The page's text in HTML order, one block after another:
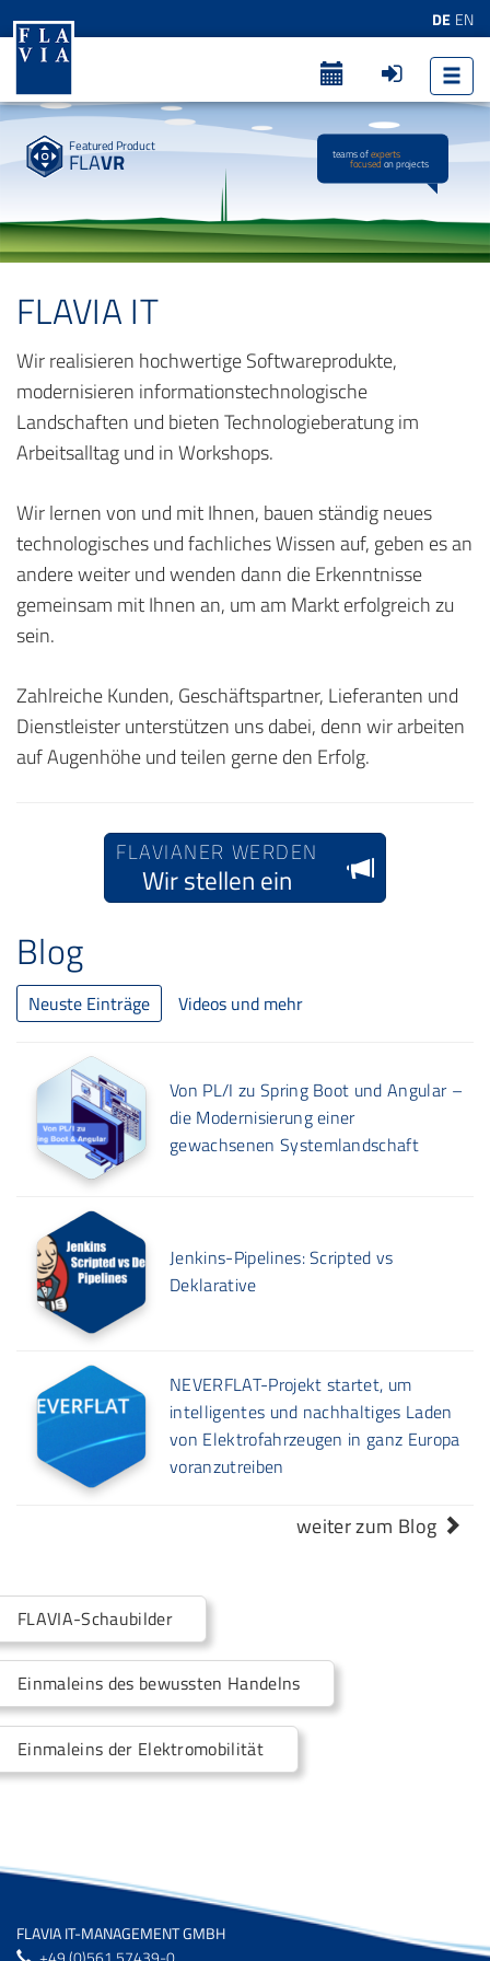
DE EN
Flav
ia
IT-
Ma
nag
nt
Gm
bH
Featured Product
FLAVR teams ofexperts
focusedon projects
FLAVIA IT
Wir realisieren hochwertige Software­produkte,
modernisieren informa­tions­techno­logische
Landschaften und bieten Technologieberatung im
Arbeitsalltag und in Workshops.
Wir lernen von und mit Ihnen, bauen ständig neues
technologisches und fachliches Wissen auf, geben es an
andere weiter und wenden dann die Erkenntnisse
gemeinsam mit Ihnen an, um am Markt erfolgreich zu
sein.
Zahlreiche Kunden, Geschäftspartner, Lieferanten und
Dienstleister unter­stützen uns dabei, denn wir arbeiten
auf Augenhöhe und teilen gerne den Erfolg.
FLAVIANER WERDEN
Wir stellen ein
Blog
Neuste Einträge Videos und mehr
Von PL/I zu Spring Boot und Angular –
die Modernisierung einer
gewachsenen Systemlandschaft
Jenkins-Pipelines: Scripted vs
Deklarative
NEVERFLAT-Projekt startet, um
intelligentes und nachhaltiges Laden
von Elektrofahrzeugen in ganz Europa
voranzutreiben
weiter zum Blog
FLAVIA-Schaubilder
Einmaleins des bewussten Handelns
Einmaleins der Elektromobilität
FLAVIA IT-MANAGEMENT GMBH